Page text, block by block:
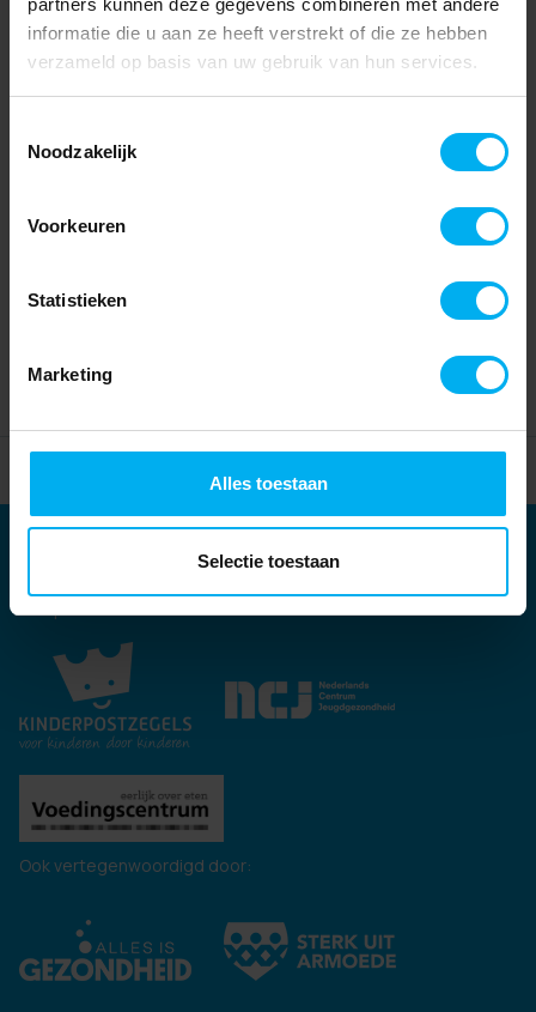
partners kunnen deze gegevens combineren met andere
informatie die u aan ze heeft verstrekt of die ze hebben
verzameld op basis van uw gebruik van hun services.
Noodzakelijk
Voorkeuren
Statistieken
Marketing
Alles toestaan
Selectie toestaan
Kernpartners:
Ook vertegenwoordigd door: